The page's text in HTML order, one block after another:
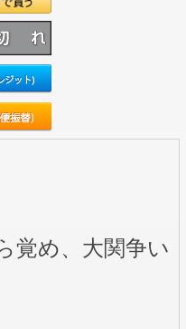
覚め、大関争い